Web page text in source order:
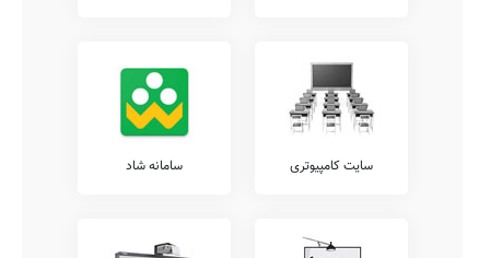
سایت کامپیوتری سامانه شاد